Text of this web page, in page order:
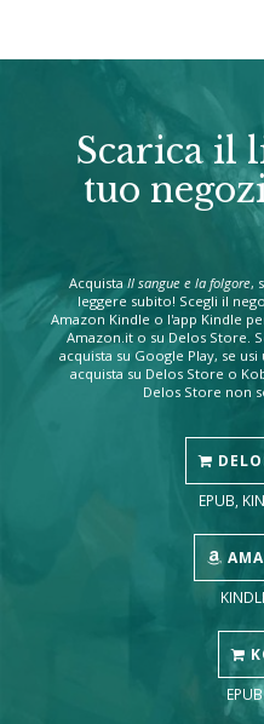
Scarica il
tuo
AcquistaIl sangue e la folgore,
leggere subito! Scegli il
Amazon Kindle o l'app Kindle
Amazon.it o su Delos Store.
acquista su Google Play, se
acquista su Delos Store o
Delos Store non
EPUB,